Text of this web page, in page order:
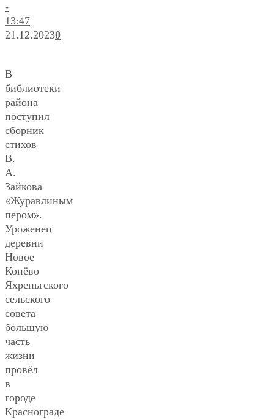
-
13:47
21.12.20230
В
библиотеки
района
поступил
сборник
стихов
В.
А.
Зайкова
«Журавлиным
пером».
Уроженец
деревни
Новое
Конёво
Яхреньгского
сельского
совета
большую
часть
жизни
провёл
в
городе
Краснограде